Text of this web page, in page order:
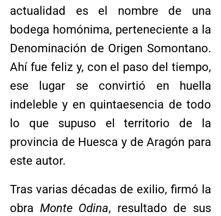
actualidad es el nombre de una
bodega homónima, perteneciente a la
Denominación de Origen Somontano.
Ahí fue feliz y, con el paso del tiempo,
ese lugar se convirtió en huella
indeleble y en quintaesencia de todo
lo que supuso el territorio de la
provincia de Huesca y de Aragón para
este autor.
Tras varias décadas de exilio, firmó la
obra Monte Odina, resultado de sus